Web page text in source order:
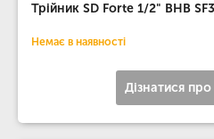
Трійник SD Forte 1/2" ВНВ
Немає в наявності
Дізнатися про